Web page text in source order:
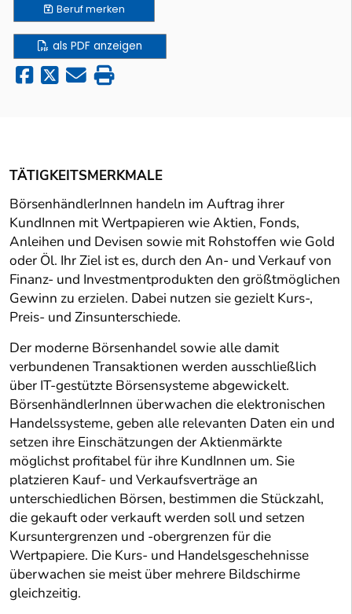
Berufmerken
als PDF anzeigen
TÄTIGKEITSMERKMALE
BörsenhändlerInnen handeln im Auftrag ihrer
KundInnen mit Wertpapieren wie Aktien, Fonds,
Anleihen und Devisen sowie mit Rohstoffen wie Gold
oder Öl. Ihr Ziel ist es, durch den An- und Verkauf von
Finanz- und Investmentprodukten den größtmöglichen
Gewinn zu erzielen. Dabei nutzen sie gezielt Kurs-,
Preis- und Zinsunterschiede.
Der moderne Börsenhandel sowie alle damit
verbundenen Transaktionen werden ausschließlich
über IT-gestützte Börsensysteme abgewickelt.
BörsenhändlerInnen überwachen die elektronischen
Handelssysteme, geben alle relevanten Daten ein und
setzen ihre Einschätzungen der Aktienmärkte
möglichst profitabel für ihre KundInnen um. Sie
platzieren Kauf- und Verkaufsverträge an
unterschiedlichen Börsen, bestimmen die Stückzahl,
die gekauft oder verkauft werden soll und setzen
Kursuntergrenzen und -obergrenzen für die
Wertpapiere. Die Kurs- und Handelsgeschehnisse
überwachen sie meist über mehrere Bildschirme
gleichzeitig.